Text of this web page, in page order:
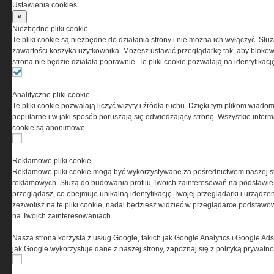
PRYWATNOŚĆ
informacji na Twoim komputerze. Pliki cookies stosujemy
w celu świadczenia usług na najwyższym poziomie,
w tym w sposób dostosowany do indywidualnych potrzeb.
Korzystanie z witryny bez zmiany ustawień dotyczących
cookies oznacza, że będą one zamieszczane w Twoim
dokonać zmiany ustawień przeglądarki dotyczących
cookies. Nim Państwo zaczną korzystać z naszego
serwisu prosimy o zapoznanie się z naszą polityką
prywatności oraz informacją o cookies.
Ustawienia cookies
×
Niezbędne pliki cookie
Te pliki cookie są niezbędne do działania strony i nie można ich wyłączyć.
zawartości koszyka użytkownika. Możesz ustawić przeglądarkę tak, aby
strona nie będzie działała poprawnie. Te pliki cookie pozwalają na
Analityczne pliki cookie
Te pliki cookie pozwalają liczyć wizyty i źródła ruchu. Dzięki tym plikom
popularne i w jaki sposób poruszają się odwiedzający stronę. Wszystkie
cookie są anonimowe.
Reklamowe pliki cookie
Reklamowe pliki cookie mogą być wykorzystywane za pośrednictwem naszej
reklamowych. Służą do budowania profilu Twoich zainteresowań na
przeglądasz, co obejmuje unikalną identyfikację Twojej przeglądarki i
zezwolisz na te pliki cookie, nadal będziesz widzieć w przeglądarce
na Twoich zainteresowaniach.
Nasza strona korzysta z usług Google, takich jak Google Analytics i Google
jak Google wykorzystuje dane z naszej strony, zapoznaj się z polityką